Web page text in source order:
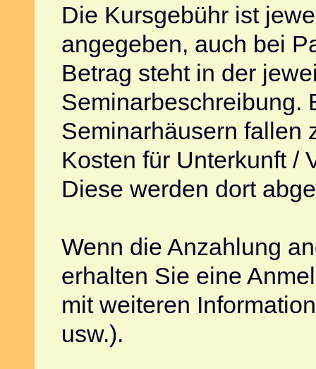
Die Kursgebühr ist
angegeben, auch bei
Betrag steht in der
Seminarbeschreibung.
Seminarhäusern fallen
Kosten für Unterkunft /
Diese werden dort
Wenn die Anzahlung
erhalten Sie eine
mit weiteren
usw.).